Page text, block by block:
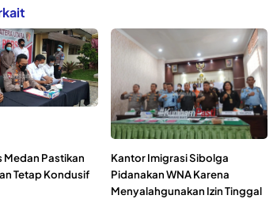
Medan Pastikan
Tetap Kondusif
Kantor Imigrasi Sibolga
Pidanakan WNA Karena
Menyalahgunakan Izin Tinggal